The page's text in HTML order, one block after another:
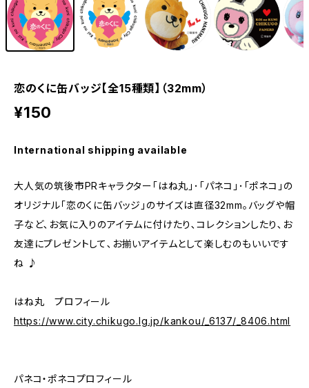
恋のくに缶バッジ【全15種類】（32mm）
¥150
International shipping available
大人気の筑後市PRキャラクター「はね丸｣･「パネコ｣･「ポネコ｣の
オリジナル「恋のくに缶バッジ」のサイズは直径32mm｡バッグや帽
子など､お気に入りのアイテムに付けたり､コレクションしたり､お
友達にプレゼントして､お揃いアイテムとして楽しむのもいいです
ね ♪
はね丸 プロフィール
https://www.city.chikugo.lg.jp/kankou/_6137/_8406.html
パネコ・ポネコプロフィール